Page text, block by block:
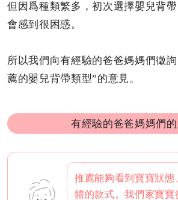
但因爲種類繁多，初次選擇嬰兒背
會感到很困惑。
所以我們向有經驗的爸爸媽媽們徵
薦的嬰兒背帶類型”的意見。
有經驗的爸爸媽媽們
推薦能夠看到寶寶狀態
體的款式。我們家寶寶